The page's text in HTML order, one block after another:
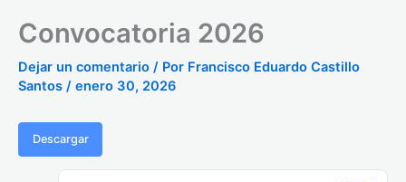
Convocatoria 2026
Dejar un comentario / Por Francisco Eduardo Castillo
Santos / enero 30, 2026
Descargar